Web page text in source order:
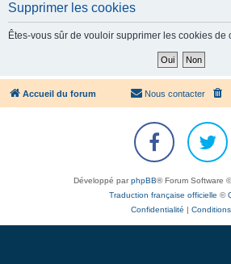
Supprimer les cookies
Êtes-vous sûr de vouloir supprimer les cookies de
Accueil du forum Nous contacter
Développé parphpBB® Forum Software
Traduction française officielle ©
Confidentialité
Conditions